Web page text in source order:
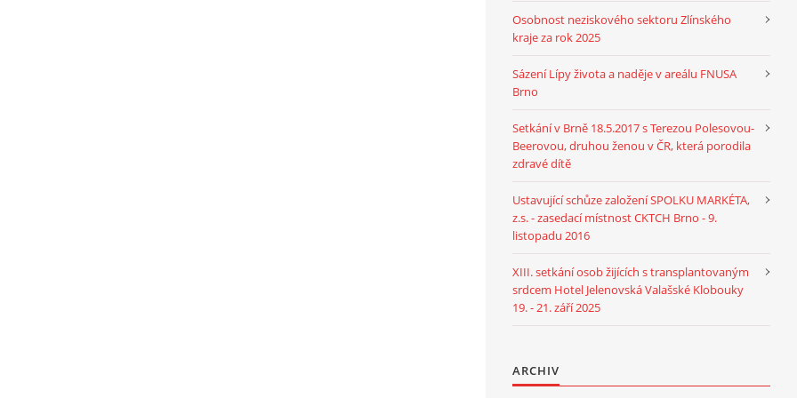
Osobnost neziskového sektoru Zlínského
kraje za rok 2025
Sázení Lípy života a naděje v areálu FNUSA
Brno
Setkání v Brně 18.5.2017 s Terezou Polesovou-
Beerovou, druhou ženou v ČR, která porodila
zdravé dítě
Ustavující schůze založení SPOLKU MARKÉTA,
z.s. - zasedací místnost CKTCH Brno - 9.
listopadu 2016
XIII. setkání osob žijících s transplantovaným
srdcem Hotel Jelenovská Valašské Klobouky
19. - 21. září 2025
ARCHIV